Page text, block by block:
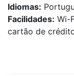
Idiomas:
Facilidades: Wi-
cartão de